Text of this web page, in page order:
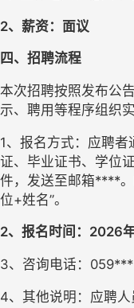
2、薪资：面议
四、招聘流程
本次招聘按照发布公
示、聘用等程序组织实
1、报名方式：应聘
证、毕业证书、学位
件，发送至邮箱****
位+姓名”。
2、报名时间：2026
3、咨询电话：
4、其他说明：应聘